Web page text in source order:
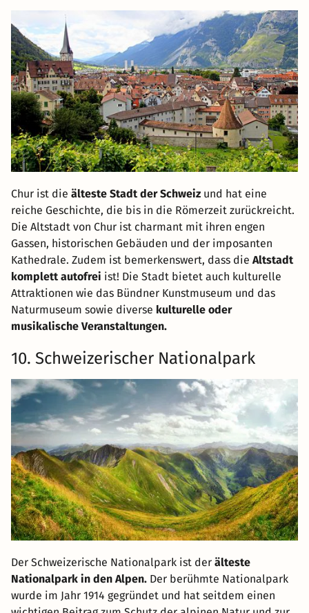
Chur ist die älteste Stadt der Schweiz und hat eine
reiche Geschichte, die bis in die Römerzeit zurückreicht.
Die Altstadt von Chur ist charmant mit ihren engen
Gassen, historischen Gebäuden und der imposanten
Kathedrale. Zudem ist bemerkenswert, dass die Altstadt
komplett autofrei ist! Die Stadt bietet auch kulturelle
Attraktionen wie das Bündner Kunstmuseum und das
Naturmuseum sowie diverse kulturelle oder
musikalische Veranstaltungen.
10. Schweizerischer Nationalpark
Der Schweizerische Nationalpark ist der älteste
Nationalpark in den Alpen. Der berühmte Nationalpark
wurde im Jahr 1914 gegründet und hat seitdem einen